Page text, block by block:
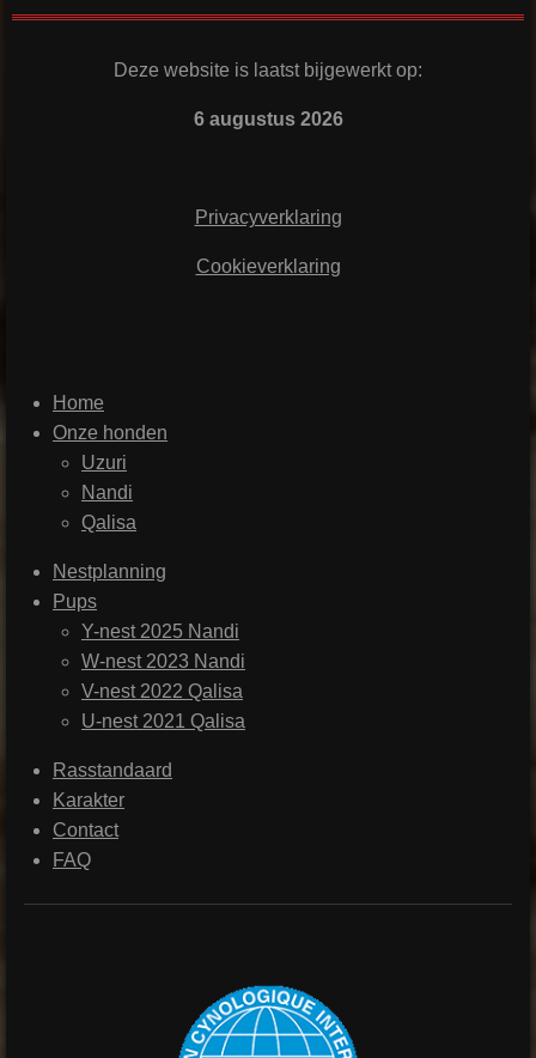
Deze website is laatst bijgewerkt op:
6 augustus 2026
Privacyverklaring
Cookieverklaring
Home
Onze honden
Uzuri
Nandi
Qalisa
Nestplanning
Pups
Y-nest 2025 Nandi
W-nest 2023 Nandi
V-nest 2022 Qalisa
U-nest 2021 Qalisa
Rasstandaard
Karakter
Contact
FAQ